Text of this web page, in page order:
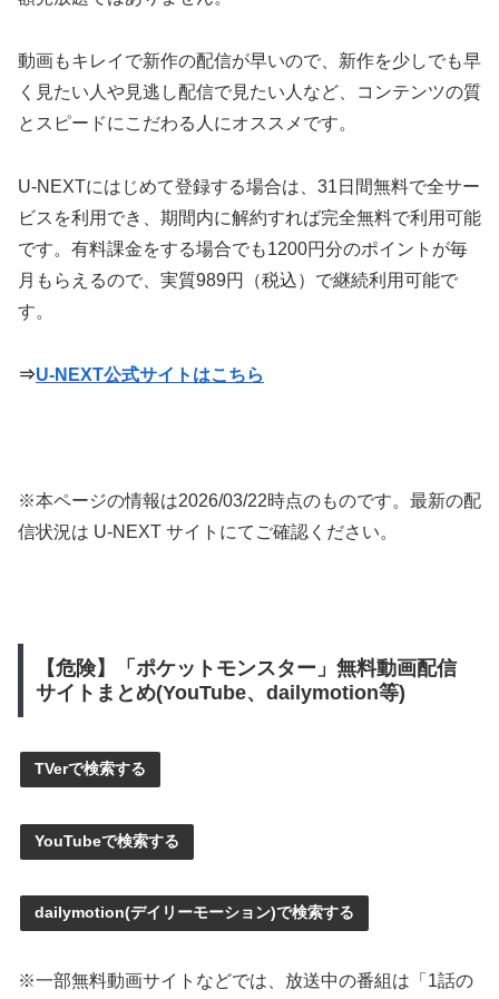
動画もキレイで新作の配信が早いので、新作を少しでも早
く見たい人や見逃し配信で見たい人など、コンテンツの質
とスピードにこだわる人にオススメです。
U-NEXTにはじめて登録する場合は、31日間無料で全サー
ビスを利用でき、期間内に解約すれば完全無料で利用可能
です。有料課金をする場合でも1200円分のポイントが毎
月もらえるので、実質989円（税込）で継続利用可能で
す。
⇒U-NEXT公式サイトはこちら
※本ページの情報は2026/03/22時点のものです。最新の配
信状況は U-NEXT サイトにてご確認ください。
【危険】「ポケットモンスター」無料動画配信
サイトまとめ(YouTube、dailymotion等)
TVerで検索する
YouTubeで検索する
dailymotion(デイリーモーション)で検索する
※一部無料動画サイトなどでは、放送中の番組は「1話の